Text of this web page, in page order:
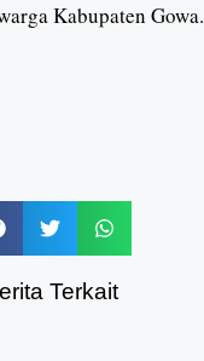
Kabupaten Gowa.
Terkait